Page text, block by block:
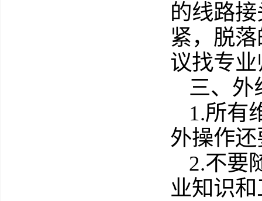
的线路
紧，脱
议找专
三、外
1.所有
外操作
2.不要
业知识